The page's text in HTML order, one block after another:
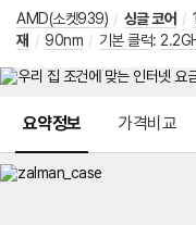
AMD(소켓939) / 싱글 코어 /
재 / 90nm / 기본 클럭:
요약정보 가격비교